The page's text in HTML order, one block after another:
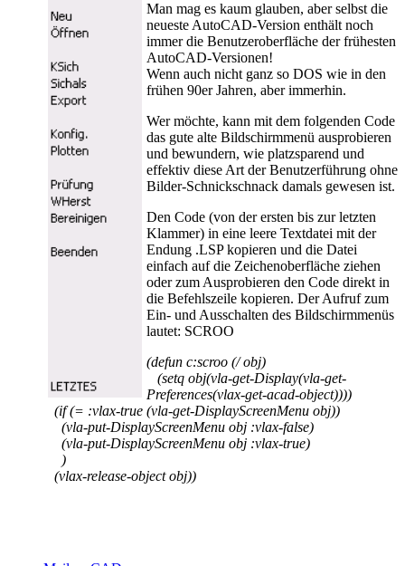
Man mag es kaum glauben, aber selbst die
neueste AutoCAD-Version enthält noch
immer die Benutzeroberfläche der frühesten
AutoCAD-Versionen!
Wenn auch nicht ganz so DOS wie in den
frühen 90er Jahren, aber immerhin.
Wer möchte, kann mit dem folgenden Code
das gute alte Bildschirmmenü ausprobieren
und bewundern, wie platzsparend und
effektiv diese Art der Benutzerführung ohne
Bilder-Schnickschnack damals gewesen ist.
Den Code (von der ersten bis zur letzten
Klammer) in eine leere Textdatei mit der
Endung .LSP kopieren und die Datei
einfach auf die Zeichenoberfläche ziehen
oder zum Ausprobieren den Code direkt in
die Befehlszeile kopieren. Der Aufruf zum
Ein- und Ausschalten des Bildschirmmenüs
lautet: SCROO
(defun c:scroo (/ obj)
(setq obj(vla-get-Display(vla-get-
Preferences(vlax-get-acad-object))))
(if (= :vlax-true (vla-get-DisplayScreenMenu obj))
(vla-put-DisplayScreenMenu obj :vlax-false)
(vla-put-DisplayScreenMenu obj :vlax-true)
)
(vlax-release-object obj))